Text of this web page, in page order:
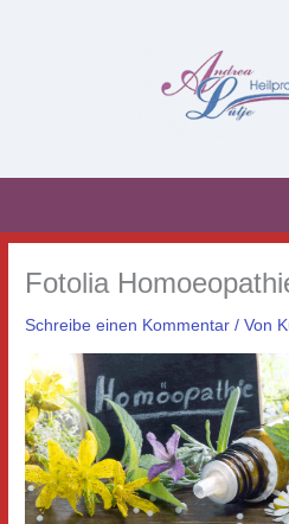
Fotolia
Schreibe einen Kommentar / Von